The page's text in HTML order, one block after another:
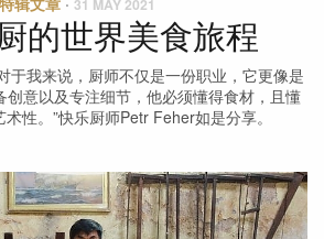
的世界美食旅程
于我来说，厨师不仅是一份职业，它更像是
创意以及专注细节，他必须懂得食材，且懂
性。”快乐厨师Petr Feher如是分享。